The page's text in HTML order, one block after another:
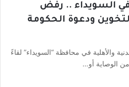
في السويداء .. رفض
ودعوة الحكومة
والأهلية في محافظة “السويداء” لقاءً
الوصاية أو…